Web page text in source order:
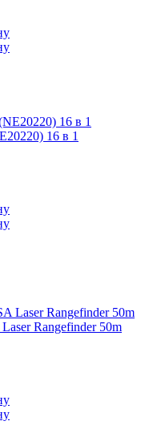
16 в 1
Rangefinder 50m